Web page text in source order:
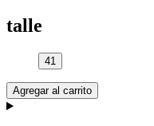
talle
41
Agregar al carrito